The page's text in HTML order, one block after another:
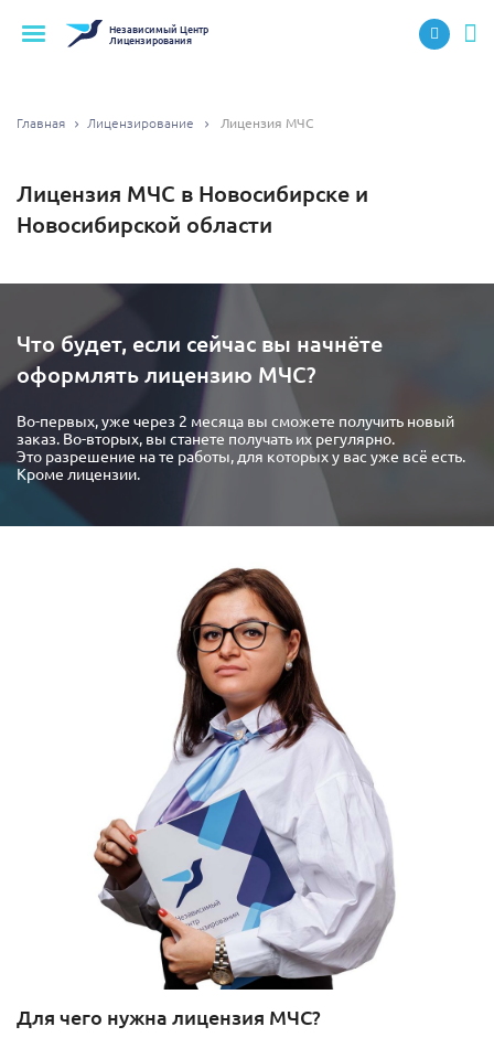
НезависимыйЦентр
Лицензирования
Главная Лицензирование Лицензия МЧС
Лицензия МЧС в Новосибирске и
Новосибирской области
Что будет, если сейчас вы начнёте
оформлять лицензию МЧС?
Во-первых, уже через 2 месяца вы сможете получить новый
заказ. Во-вторых, вы станете получать их регулярно.
Это разрешение на те работы, для которых у вас уже всё есть.
Кроме лицензии.
Для чего нужна лицензия МЧС?